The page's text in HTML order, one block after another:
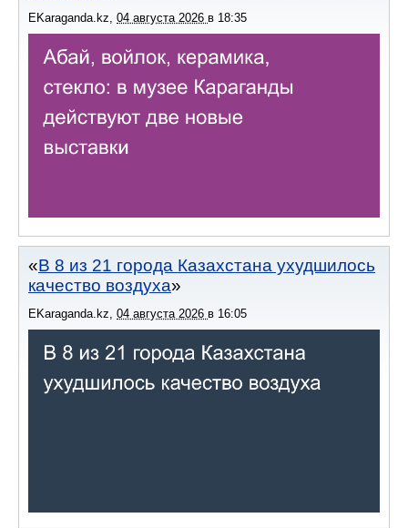
EKaraganda.kz 04 августа 2026 в 18:35
В 8 из 21 города Казахстана ухудшилось
качество воздуха
EKaraganda.kz 04 августа 2026 в 16:05